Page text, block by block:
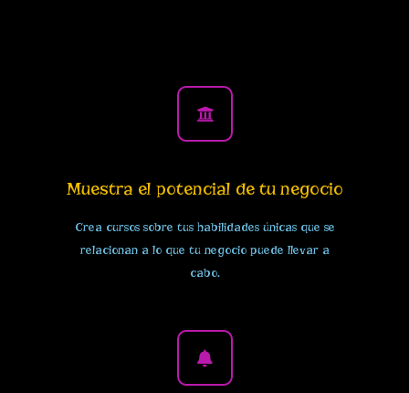
Muestra el potencial de tu negocio
Crea cursos sobre tus habilidades únicas que se
relacionan a lo que tu negocio puede llevar a
cabo.